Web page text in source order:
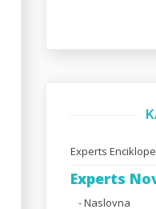
Experts
Experts
- Naslovna